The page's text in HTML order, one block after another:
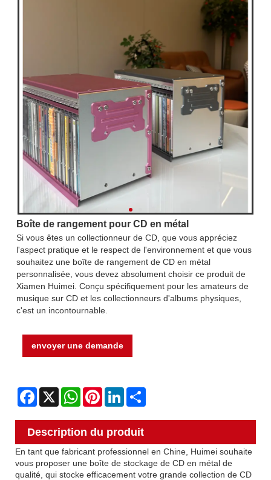
Boîte de rangement pour CD en métal
Si vous êtes un collectionneur de CD, que vous appréciez
l'aspect pratique et le respect de l'environnement et que vous
souhaitez une boîte de rangement de CD en métal
personnalisée, vous devez absolument choisir ce produit de
Xiamen Huimei. Conçu spécifiquement pour les amateurs de
musique sur CD et les collectionneurs d'albums physiques,
c'est un incontournable.
envoyer une demande
Facebook
X WhatsAppPinterestLinkedIn
Description du produit
En tant que fabricant professionnel en Chine, Huimei souhaite
vous proposer une boîte de stockage de CD en métal de
qualité, qui stocke efficacement votre grande collection de CD